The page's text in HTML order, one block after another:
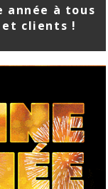
année à tous
clients !